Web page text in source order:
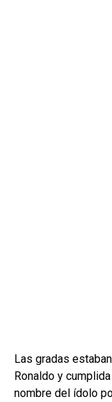
Las gradas
Ronaldo y
nombre del ídolo